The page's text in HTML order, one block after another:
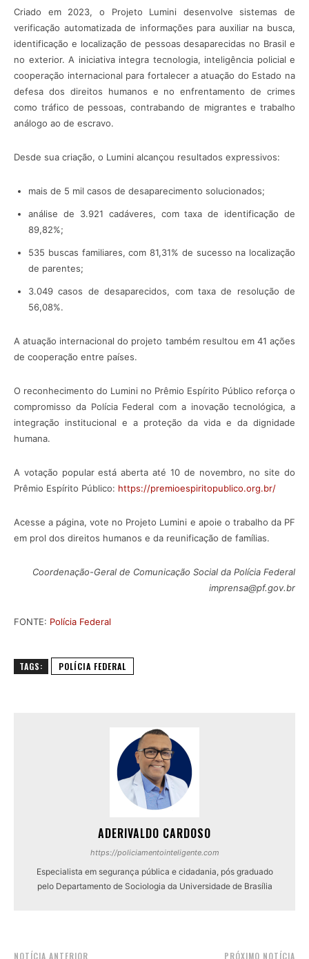
Criado em 2023, o Projeto Lumini desenvolve sistemas de
verificação automatizada de informações para auxiliar na busca,
identificação e localização de pessoas desaparecidas no Brasil e
no exterior. A iniciativa integra tecnologia, inteligência policial e
cooperação internacional para fortalecer a atuação do Estado na
defesa dos direitos humanos e no enfrentamento de crimes
como tráfico de pessoas, contrabando de migrantes e trabalho
análogo ao de escravo.
Desde sua criação, o Lumini alcançou resultados expressivos:
mais de 5 mil casos de desaparecimento solucionados;
análise de 3.921 cadáveres, com taxa de identificação de
89,82%;
535 buscas familiares, com 81,31% de sucesso na localização
de parentes;
3.049 casos de desaparecidos, com taxa de resolução de
56,08%.
A atuação internacional do projeto também resultou em 41 ações
de cooperação entre países.
O reconhecimento do Lumini no Prêmio Espírito Público reforça o
compromisso da Polícia Federal com a inovação tecnológica, a
integração institucional e a proteção da vida e da dignidade
humana.
A votação popular está aberta até 10 de novembro, no site do
Prêmio Espírito Público: https://premioespiritopublico.org.br/
Acesse a página, vote no Projeto Lumini e apoie o trabalho da PF
em prol dos direitos humanos e da reunificação de famílias.
Coordenação-Geral de Comunicação Social da Polícia Federal
imprensa@pf.gov.br
FONTE: Polícia Federal
TAGS: POLÍCIA FEDERAL
ADERIVALDO CARDOSO
https://policiamentointeligente.com
Especialista em segurança pública e cidadania, pós graduado
pelo Departamento de Sociologia da Universidade de Brasília
NOTÍCIA ANTERIOR PRÓXIMO NOTÍCIA